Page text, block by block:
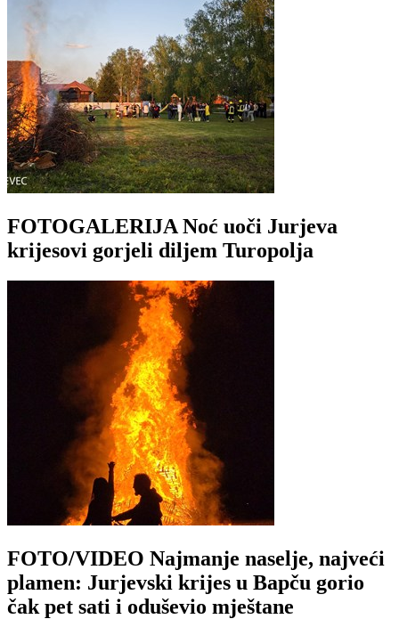
FOTOGALERIJA Noć uoči Jurjeva
krijesovi gorjeli diljem Turopolja
FOTO/VIDEO Najmanje naselje, najveći
plamen: Jurjevski krijes u Bapču gorio
čak pet sati i oduševio mještane